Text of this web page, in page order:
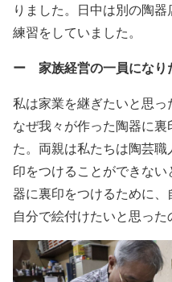
りました。日中は別の陶
練習をしていました。
ー 家族経営の一員になり
私は家業を継ぎたいと思
なぜ我々が作った陶器に
た。両親は私たちは陶芸
印をつけることができな
器に裏印をつけるために、
自分で絵付けたいと思った